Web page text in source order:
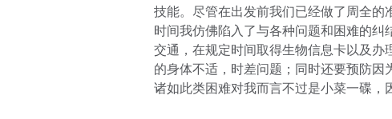
技能。尽管在出发前我们已经做了周全
时间我仿佛陷入了与各种问题和困难的
交通，在规定时间取得生物信息卡以及
的身体不适，时差问题；同时还要预防因
诸如此类困难对我而言不过是小菜一碟，